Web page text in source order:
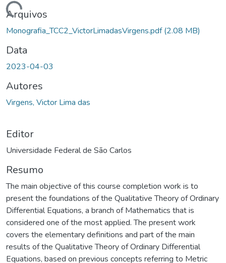
Arquivos
Monografia_TCC2_VictorLimadasVirgens.pdf(2.08 MB)
Data
2023-04-03
Autores
Virgens, Victor Lima das
Editor
Universidade Federal de São Carlos
Resumo
The main objective of this course completion work is to
present the foundations of the Qualitative Theory of Ordinary
Differential Equations, a branch of Mathematics that is
considered one of the most applied. The present work
covers the elementary definitions and part of the main
results of the Qualitative Theory of Ordinary Differential
Equations, based on previous concepts referring to Metric